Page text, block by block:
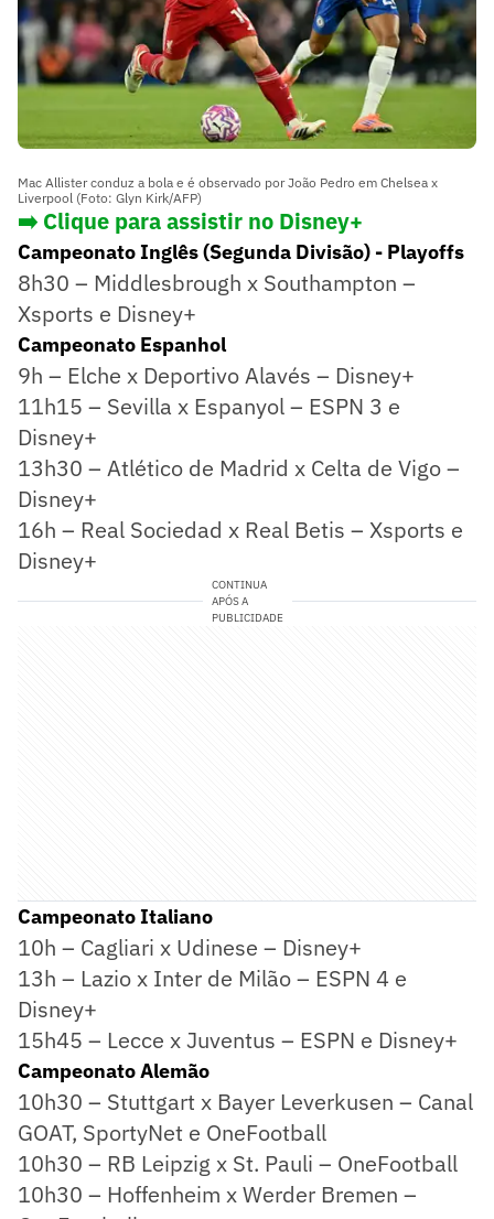
Mac Allister conduz a bola e é observado por João Pedro em Chelsea x
Liverpool (Foto: Glyn Kirk/AFP)
➡️ Clique para assistir no Disney+
Campeonato Inglês (Segunda Divisão) - Playoffs
8h30 – Middlesbrough x Southampton –
Xsports e Disney+
Campeonato Espanhol
9h – Elche x Deportivo Alavés – Disney+
11h15 – Sevilla x Espanyol – ESPN 3 e
Disney+
13h30 – Atlético de Madrid x Celta de Vigo –
Disney+
16h – Real Sociedad x Real Betis – Xsports e
Disney+
CONTINUA
APÓS A
PUBLICIDADE
Campeonato Italiano
10h – Cagliari x Udinese – Disney+
13h – Lazio x Inter de Milão – ESPN 4 e
Disney+
15h45 – Lecce x Juventus – ESPN e Disney+
Campeonato Alemão
10h30 – Stuttgart x Bayer Leverkusen – Canal
GOAT, SportyNet e OneFootball
10h30 – RB Leipzig x St. Pauli – OneFootball
10h30 – Hoffenheim x Werder Bremen –